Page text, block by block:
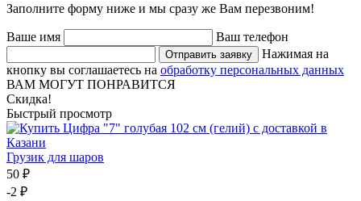
Заполните форму ниже и мы сразу же Вам перезвоним!
Ваше имя Ваш телефон
Отправить заявку
Нажимая на
кнопку вы соглашаетесь на обработку персональных данных
ВАМ МОГУТ ПОНРАВИТСЯ
Скидка!
Быстрый просмотр
Грузик для шаров
50 ₽
-2 ₽